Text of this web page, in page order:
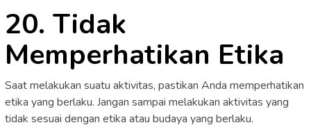
20. Tidak
Memperhatikan Etika
Saat melakukan suatu aktivitas, pastikan Anda memperhatikan
etika yang berlaku. Jangan sampai melakukan aktivitas yang
tidak sesuai dengan etika atau budaya yang berlaku.